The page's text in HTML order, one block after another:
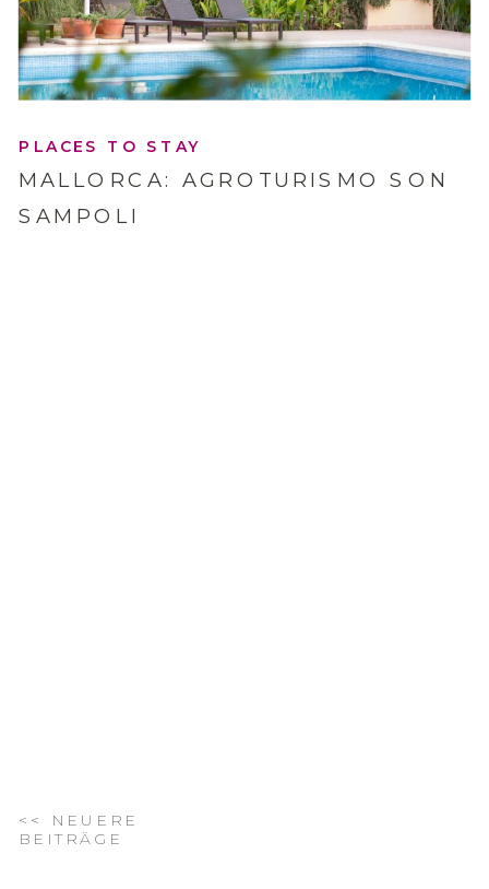
PLACES TO STAY
MALLORCA: AGROTURISMO SON
SAMPOLI
<< NEUERE
BEITRÄGE